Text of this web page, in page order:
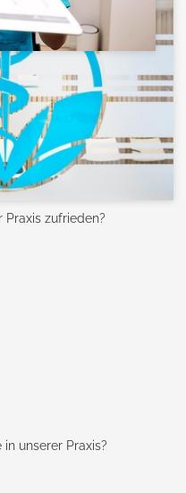
zufrieden?
unserer Praxis?